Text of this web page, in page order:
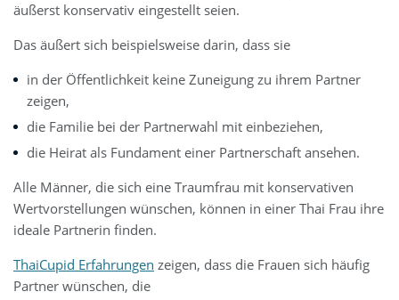
äußerst konservativ eingestellt seien.
Das äußert sich beispielsweise darin, dass sie
in der Öffentlichkeit keine Zuneigung zu ihrem Partner
zeigen,
die Familie bei der Partnerwahl mit einbeziehen,
die Heirat als Fundament einer Partnerschaft ansehen.
Alle Männer, die sich eine Traumfrau mit konservativen
Wertvorstellungen wünschen, können in einer Thai Frau ihre
ideale Partnerin finden.
ThaiCupid Erfahrungen zeigen, dass die Frauen sich häufig
Partner wünschen, die